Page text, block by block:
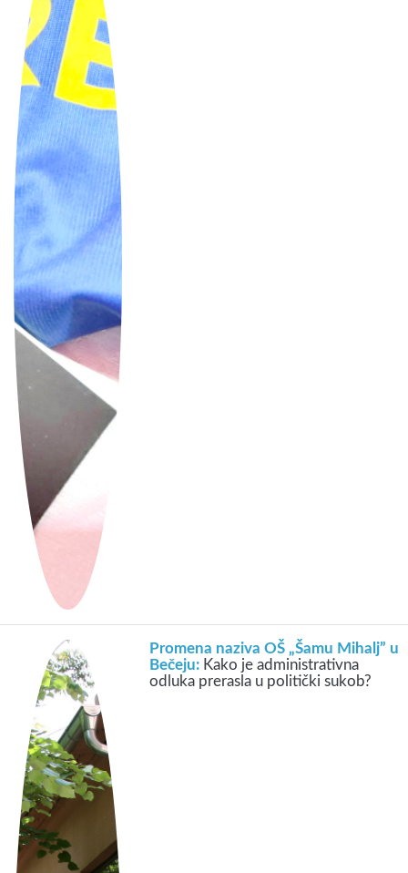
Promena naziva OŠ „Šamu Mihalj” u
Bečeju: Kako je administrativna
odluka prerasla u politički sukob?